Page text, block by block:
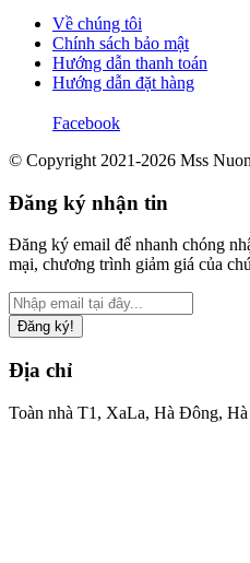
Về chúng tôi
Chính sách bảo mật
Hướng dẫn thanh toán
Hướng dẫn đặt hàng
Facebook
© Copyright 2021-2026 Mss
Đăng ký nhận tin
Đăng ký email để nhanh chóng
mại, chương trình giảm giá của
Đăng ký!
Địa chỉ
Toàn nhà T1, XaLa, Hà Đông,